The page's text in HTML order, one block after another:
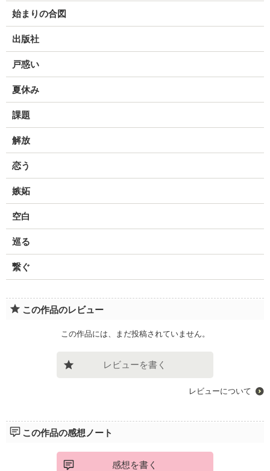
始まりの合図
出版社
戸惑い
夏休み
課題
解放
恋う
嫉妬
空白
巡る
繋ぐ
この作品のレビュー
この作品には、まだ投稿されていません。
レビューを書く
レビューについて
この作品の感想ノート
感想を書く